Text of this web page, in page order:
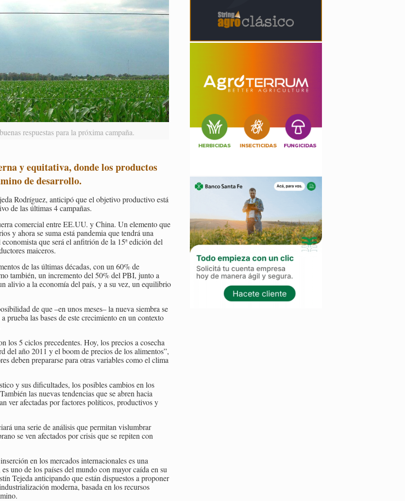
respuestas para la próxima campaña.
y equitativa, donde los productos
de desarrollo.
Rodríguez, anticipó que el objetivo productivo está
de las últimas 4 campañas.
comercial entre EE.UU. y China. Un elemento que
y ahora se suma está pandemia que tendrá una
que será el anfitrión de la 15ª edición del
maiceros.
de las últimas décadas, con un 60% de
también, un incremento del 50% del PBI, junto a
alivio a la economía del país, y a su vez, un equilibrio
de que –en unos meses– la nueva siembra se
prueba las bases de este crecimiento en un contexto
los 5 ciclos precedentes. Hoy, los precios a cosecha
del año 2011 y el boom de precios de los alimentos”,
deben prepararse para otras variables como el clima
y sus dificultades, los posibles cambios en los
las nuevas tendencias que se abren hacia
ver afectadas por factores políticos, productivos y
una serie de análisis que permitan vislumbrar
se ven afectados por crisis que se repiten con
en los mercados internacionales es una
uno de los países del mundo con mayor caída en su
Tejeda anticipando que están dispuestos a proponer
moderna, basada en los recursos